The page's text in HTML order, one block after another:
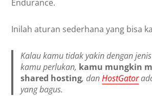
Endurance.
Inilah aturan sederhana yang bisa
Kalau kamu tidak yakin dengan
kamu perlukan, kamu mungkin
shared hosting, danHostGator
yang bagus.